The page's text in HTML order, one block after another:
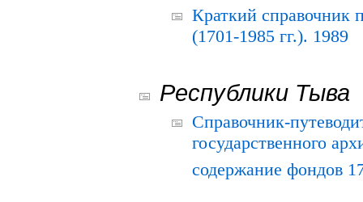
Краткий
(1701-1985 гг.). 1989
Республики Тыва
Справочник-
государственного
содержание фондов